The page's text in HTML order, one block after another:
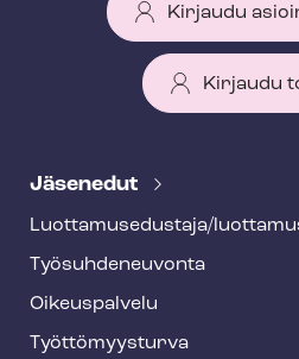
Kirjaudu
Kirjaudu
e
f
o
o
Jäsenedut
Luot­ta­muse­dus­ta­ja/
Työ­suh­de­neu­von­ta
Oikeuspalvelu
Työt­tö­myys­tur­va